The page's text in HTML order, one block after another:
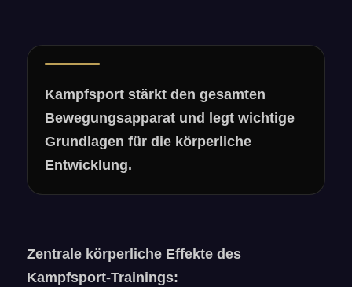
Kampfsport stärkt den gesamten
Bewegungsapparat und legt wichtige
Grundlagen für die körperliche
Entwicklung.
Zentrale körperliche Effekte des
Kampfsport-Trainings: